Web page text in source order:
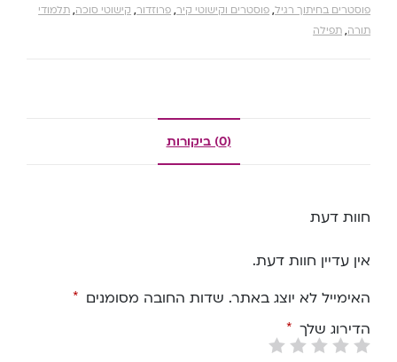
פוסטרים בחיתוך רגיל, פוסטרים וקישוטי קיר, פרוזדור, קישוטי סוכה, תלמודי
תורה, תפילה
(0) ביקורות
חוות דעת
אין עדיין חוות דעת.
האימייל לא יוצג באתר. שדות החובה מסומנים *
הדירוג שלך *